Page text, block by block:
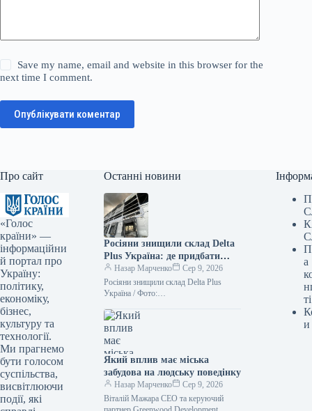
Save my name, email and website in this browser for the
next time I comment.
Опублікувати коментар
Про сайт
«Голос
країни» —
інформаційни
й портал про
Україну:
політику,
економіку,
бізнес,
культуру та
технології.
Ми прагнемо
бути голосом
суспільства,
висвітлюючи
події, які
Останні новини
Росіяни знищили склад Delta
Plus Україна: де придбати
товари — ФОТО
Назар Марченко
Сер 9, 2026
Росіяни знищили склад Delta Plus
Україна / Фото:
Унаслідок обстрілу з боку Росії 5
серпня повністю зруйновано офіс та…
Який вплив має міська
забудова на людську поведінку
Назар Марченко
Сер 9, 2026
Віталій Мажара CEO та керуючий
а
ті
и